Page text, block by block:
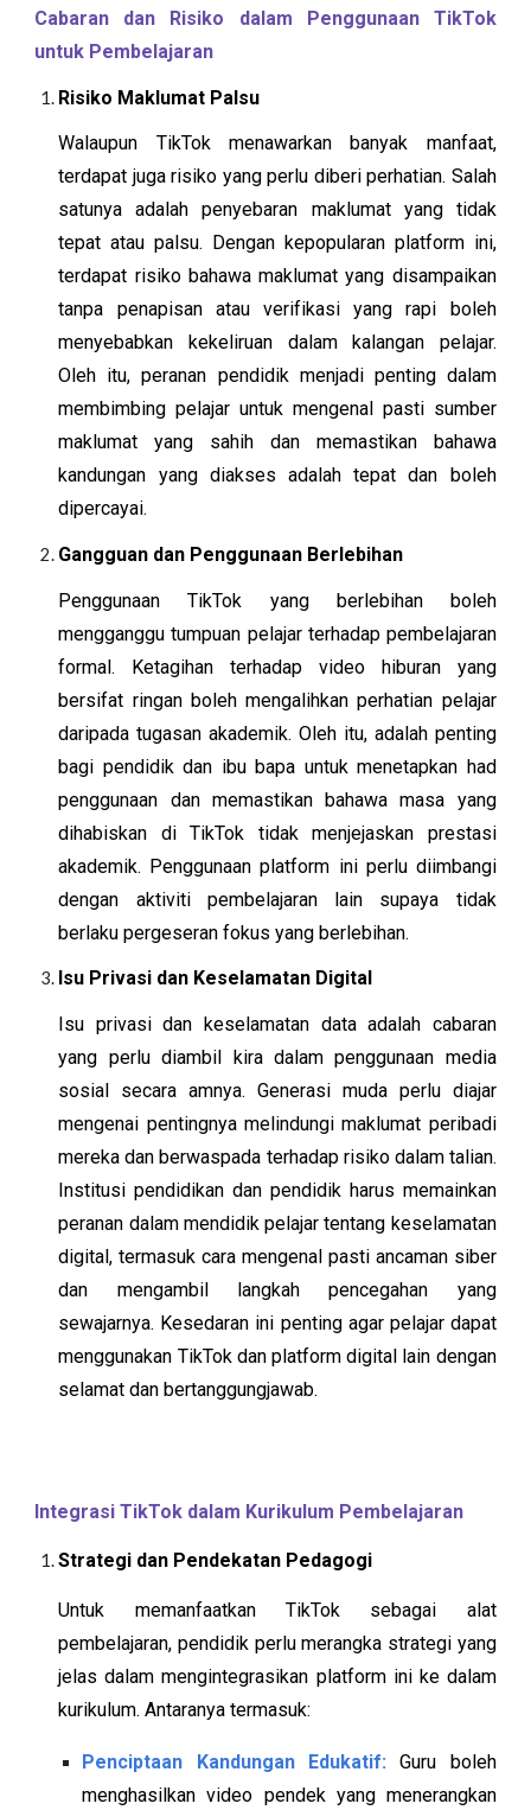
Cabaran dan Risiko dalam Penggunaan TikTok
untuk Pembelajaran
Risiko Maklumat Palsu
Walaupun TikTok menawarkan banyak manfaat,
terdapat juga risiko yang perlu diberi perhatian. Salah
satunya adalah penyebaran maklumat yang tidak
tepat atau palsu. Dengan kepopularan platform ini,
terdapat risiko bahawa maklumat yang disampaikan
tanpa penapisan atau verifikasi yang rapi boleh
menyebabkan kekeliruan dalam kalangan pelajar.
Oleh itu, peranan pendidik menjadi penting dalam
membimbing pelajar untuk mengenal pasti sumber
maklumat yang sahih dan memastikan bahawa
kandungan yang diakses adalah tepat dan boleh
dipercayai.
Gangguan dan Penggunaan Berlebihan
Penggunaan TikTok yang berlebihan boleh
mengganggu tumpuan pelajar terhadap pembelajaran
formal. Ketagihan terhadap video hiburan yang
bersifat ringan boleh mengalihkan perhatian pelajar
daripada tugasan akademik. Oleh itu, adalah penting
bagi pendidik dan ibu bapa untuk menetapkan had
penggunaan dan memastikan bahawa masa yang
dihabiskan di TikTok tidak menjejaskan prestasi
akademik. Penggunaan platform ini perlu diimbangi
dengan aktiviti pembelajaran lain supaya tidak
berlaku pergeseran fokus yang berlebihan.
Isu Privasi dan Keselamatan Digital
Isu privasi dan keselamatan data adalah cabaran
yang perlu diambil kira dalam penggunaan media
sosial secara amnya. Generasi muda perlu diajar
mengenai pentingnya melindungi maklumat peribadi
mereka dan berwaspada terhadap risiko dalam talian.
Institusi pendidikan dan pendidik harus memainkan
peranan dalam mendidik pelajar tentang keselamatan
digital, termasuk cara mengenal pasti ancaman siber
dan mengambil langkah pencegahan yang
sewajarnya. Kesedaran ini penting agar pelajar dapat
menggunakan TikTok dan platform digital lain dengan
selamat dan bertanggungjawab.
Integrasi TikTok dalam Kurikulum Pembelajaran
Strategi dan Pendekatan Pedagogi
Untuk memanfaatkan TikTok sebagai alat
pembelajaran, pendidik perlu merangka strategi yang
jelas dalam mengintegrasikan platform ini ke dalam
kurikulum. Antaranya termasuk:
Penciptaan Kandungan Edukatif: Guru boleh
menghasilkan video pendek yang menerangkan